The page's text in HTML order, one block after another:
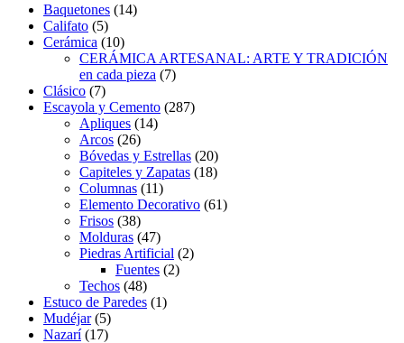
Baquetones (14)
Califato (5)
Cerámica (10)
CERÁMICA ARTESANAL: ARTE Y TRADICIÓN
en cada pieza (7)
Clásico (7)
Escayola y Cemento (287)
Apliques (14)
Arcos (26)
Bóvedas y Estrellas (20)
Capiteles y Zapatas (18)
Columnas (11)
Elemento Decorativo (61)
Frisos (38)
Molduras (47)
Piedras Artificial (2)
Fuentes (2)
Techos (48)
Estuco de Paredes (1)
Mudéjar (5)
Nazarí (17)